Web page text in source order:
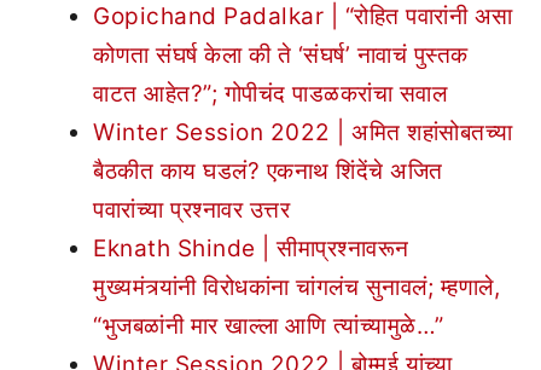
Gopichand Padalkar | “रोहित पवारांनी असा
कोणता संघर्ष केला की ते ‘संघर्ष’ नावाचं पुस्तक
वाटत आहेत?”; गोपीचंद पाडळकरांचा सवाल
Winter Session 2022 | अमित शहांसोबतच्या
बैठकीत काय घडलं? एकनाथ शिंदेंचे अजित
पवारांच्या प्रश्नावर उत्तर
Eknath Shinde | सीमाप्रश्नावरून
मुख्यमंत्र्यांनी विरोधकांना चांगलंच सुनावलं; म्हणाले,
“भुजबळांनी मार खाल्ला आणि त्यांच्यामुळे…”
Winter Session 2022 | बोम्मई यांच्या